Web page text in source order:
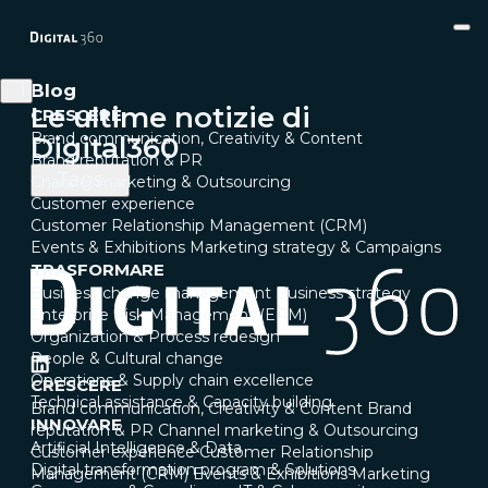
CRESCERE
Brand communication, Creativity & Content
Brand reputation & PR
Channel marketing & Outsourcing
Customer experience
Customer Relationship Management (CRM)
Events & Exhibitions Marketing strategy & Campaigns
TRASFORMARE
Business change management Business strategy
Enterprise Risk Management (ERM)
Organization & Process redesign
People & Cultural change
Operations & Supply chain excellence
Technical assistance & Capacity building
INNOVARE
Artificial Intelligence & Data
Digital transformation program & Solutions
Blog
Le ultime notizie di
Digital360
CRESCERE
Brand communication, Creativity & Content Brand
reputation & PR Channel marketing & Outsourcing
Customer experience Customer Relationship
Management (CRM) Events & Exhibitions Marketing